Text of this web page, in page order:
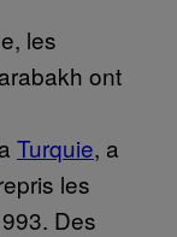
les
ont
Turquie, a
les
Des